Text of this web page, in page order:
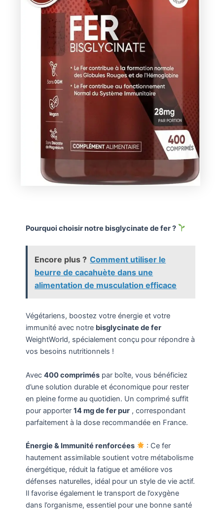
Pourquoi choisir notre bisglycinate de fer ?
Encore plus ? Comment utiliser le
beurre de cacahuète dans une
alimentation de musculation efficace
Végétariens, boostez votre énergie et votre
immunité avec notre bisglycinate de fer
WeightWorld, spécialement conçu pour répondre à
vos besoins nutritionnels !
Avec 400 compriméspar boîte, vous bénéficiez
d’une solution durable et économique pour rester
en pleine forme au quotidien. Un comprimé suffit
pour apporter 14 mg de fer pur, correspondant
parfaitement à la dose recommandée en France.
Énergie & Immunité renforcées
: Ce fer
hautement assimilable soutient votre métabolisme
énergétique, réduit la fatigue et améliore vos
défenses naturelles, idéal pour un style de vie actif.
Il favorise également le transport de l’oxygène
dans l’organisme, essentiel pour une bonne santé